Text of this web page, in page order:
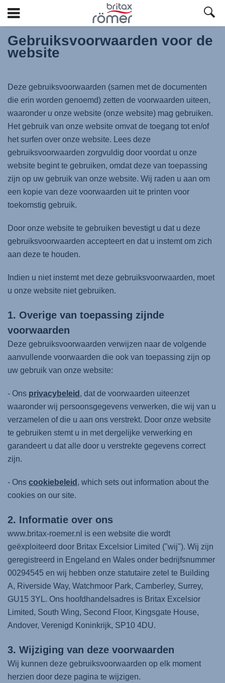
Ga
naar
hoofdinhoud
Gebruiksvoorwaarden voor de
website
Deze gebruiksvoorwaarden (samen met de documenten
die erin worden genoemd) zetten de voorwaarden uiteen,
waaronder u onze website (onze website) mag gebruiken.
Het gebruik van onze website omvat de toegang tot en/of
het surfen over onze website. Lees deze
gebruiksvoorwaarden zorgvuldig door voordat u onze
website begint te gebruiken, omdat deze van toepassing
zijn op uw gebruik van onze website. Wij raden u aan om
een kopie van deze voorwaarden uit te printen voor
toekomstig gebruik.
Door onze website te gebruiken bevestigt u dat u deze
gebruiksvoorwaarden accepteert en dat u instemt om zich
aan deze te houden.
Indien u niet instemt met deze gebruiksvoorwaarden, moet
u onze website niet gebruiken.
1. Overige van toepassing zijnde
voorwaarden
Deze gebruiksvoorwaarden verwijzen naar de volgende
aanvullende voorwaarden die ook van toepassing zijn op
uw gebruik van onze website:
- Ons privacybeleid , dat de voorwaarden uiteenzet
waaronder wij persoonsgegevens verwerken, die wij van u
verzamelen of die u aan ons verstrekt. Door onze website
te gebruiken stemt u in met dergelijke verwerking en
garandeert u dat alle door u verstrekte gegevens correct
zijn.
- Ons cookiebeleid , which sets out information about the
cookies on our site.
2. Informatie over ons
www.britax-roemer.nl is een website die wordt
geëxploiteerd door Britax Excelsior Limited ("wij"). Wij zijn
geregistreerd in Engeland en Wales onder bedrijfsnummer
00294545 en wij hebben onze statutaire zetel te Building
A, Riverside Way, Watchmoor Park, Camberley, Surrey,
GU15 3YL. Ons hoofdhandelsadres is Britax Excelsior
Limited, South Wing, Second Floor, Kingsgate House,
Andover, Verenigd Koninkrijk, SP10 4DU.
3. Wijziging van deze voorwaarden
Wij kunnen deze gebruiksvoorwaarden op elk moment
herzien door deze pagina te wijzigen.